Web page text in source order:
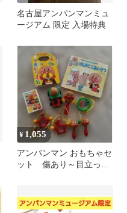
名古屋アンパンマンミュ
ージアム 限定 入場特典
¥ 1,055
アンパンマン おもちゃセ
ット 傷あり～目立った